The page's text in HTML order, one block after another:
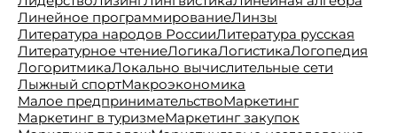
Линейное программированиеЛинзы
Литература народов РоссииЛитература русская
Литературное чтениеЛогикаЛогистикаЛогопедия
ЛогоритмикаЛокально вычислительные сети
Лыжный спортМакроэкономика
Малое предпринимательствоМаркетинг
Маркетинг в туризмеМаркетинг закупок